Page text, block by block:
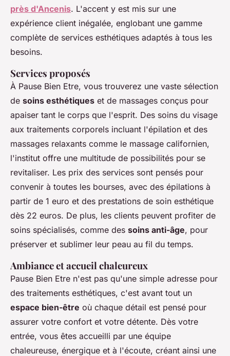
près d'Ancenis. L'accent y est mis sur une
expérience client inégalée, englobant une gamme
complète de services esthétiques adaptés à tous les
besoins.
Services proposés
À Pause Bien Etre, vous trouverez une vaste sélection
de soins esthétiques et de massages conçus pour
apaiser tant le corps que l'esprit. Des soins du visage
aux traitements corporels incluant l'épilation et des
massages relaxants comme le massage californien,
l'institut offre une multitude de possibilités pour se
revitaliser. Les prix des services sont pensés pour
convenir à toutes les bourses, avec des épilations à
partir de 1 euro et des prestations de soin esthétique
dès 22 euros. De plus, les clients peuvent profiter de
soins spécialisés, comme des soins anti-âge, pour
préserver et sublimer leur peau au fil du temps.
Ambiance et accueil chaleureux
Pause Bien Etre n'est pas qu'une simple adresse pour
des traitements esthétiques, c'est avant tout un
espace bien-être où chaque détail est pensé pour
assurer votre confort et votre détente. Dès votre
entrée, vous êtes accueilli par une équipe
chaleureuse, énergique et à l'écoute, créant ainsi une